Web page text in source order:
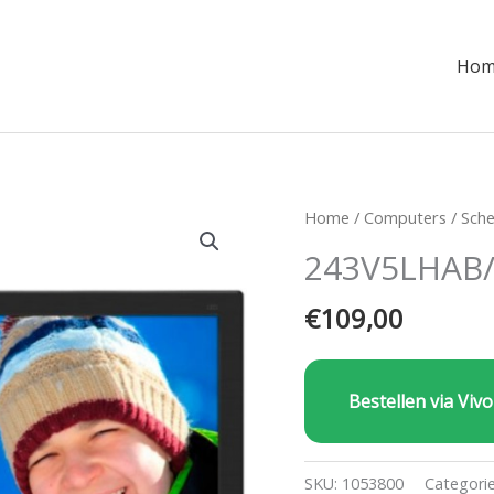
Home / Computers /
€109,00
Bestellen via
SKU: 1053800